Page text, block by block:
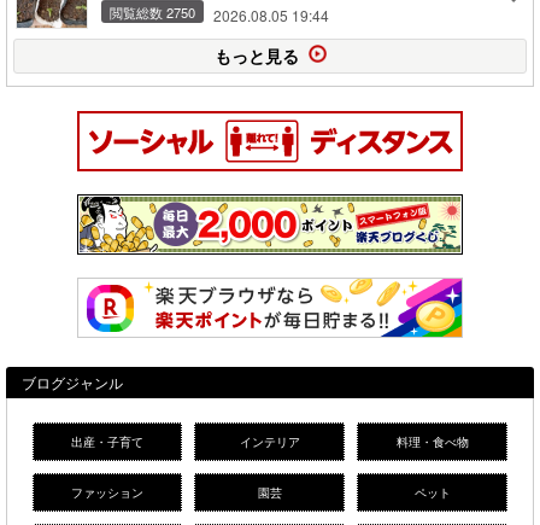
閲覧総数 2750 2026.08.05 19:44
もっと見る
ブログジャンル
出産・子育て インテリア 料理・食べ物
ファッション 園芸 ペット